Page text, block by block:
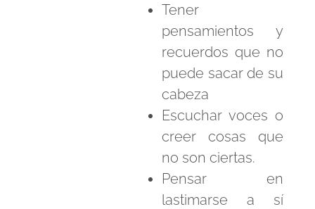
Tener
pensamientos y
recuerdos que no
puede sacar de su
cabeza
Escuchar voces o
creer cosas que
no son ciertas.
Pensar en
lastimarse a sí